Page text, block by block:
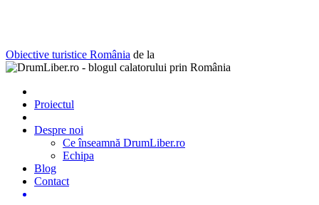
Obiective turistice România de la
Proiectul
Despre noi
Ce înseamnă DrumLiber.ro
Echipa
Blog
Contact